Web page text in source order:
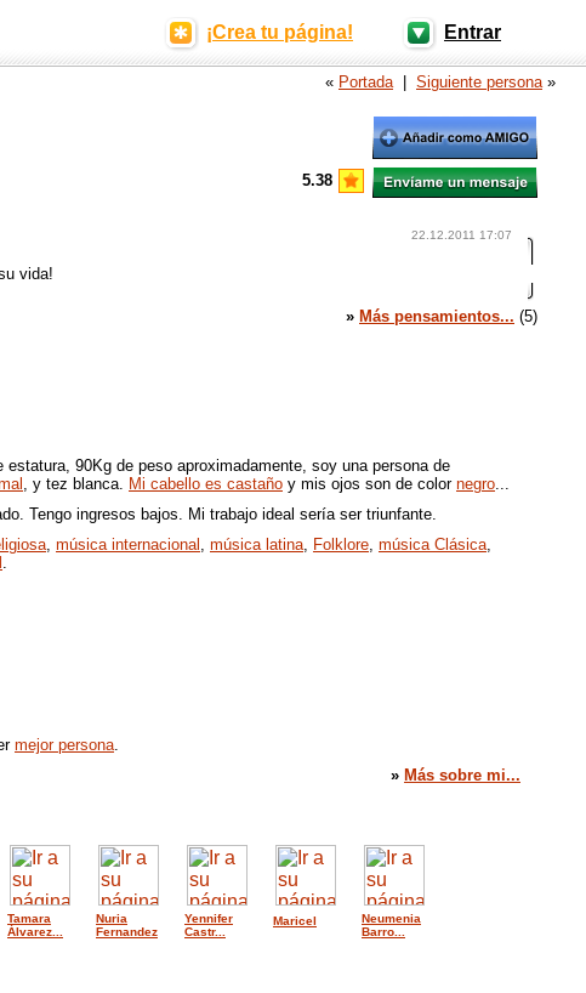
¡Crea tu página! Entrar
« Portada| Siguiente persona»
5.38
22.12.2011 17:07
vida!
» Más pensamientos... (5)
estatura, 90Kg de peso aproximadamente, soy una persona de
, y tez blanca. Mi cabello es castaño y mis ojos son de color negro...
Tengo ingresos bajos. Mi trabajo ideal sería ser triunfante.
, música internacional , música latina, Folklore, música Clásica,
.
mejor persona.
» Más sobre mi...
Tamara
Álvarez...
Nuria
Fernandez
Yennifer
Castr...
Maricel
Neumenia
Barro...